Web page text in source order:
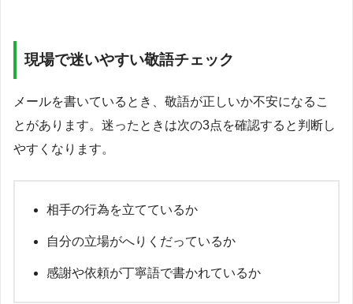
現場で迷いやすい敬語チェック
メールを書いているとき、敬語が正しいか不安になるこ
とがあります。迷ったときは次の3点を確認すると判断し
やすくなります。
相手の行為を立てているか
自分の立場がへりくだっているか
感謝や依頼が丁寧語で書かれているか